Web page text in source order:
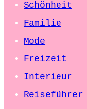
Schönheit
Familie
Mode
Freizeit
Interieur
Reiseführer